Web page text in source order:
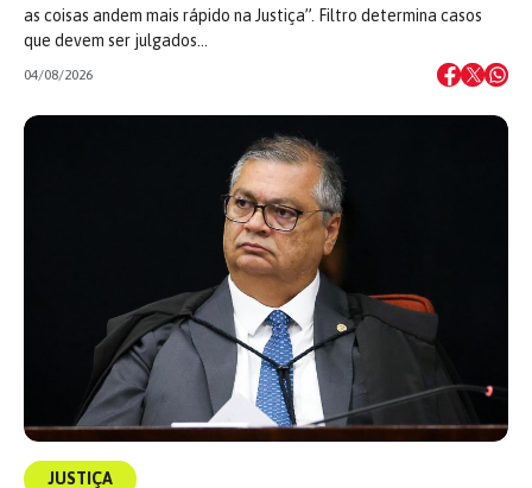
as coisas andem mais rápido na Justiça”. Filtro determina casos
que devem ser julgados…
04/08/2026
JUSTIÇA